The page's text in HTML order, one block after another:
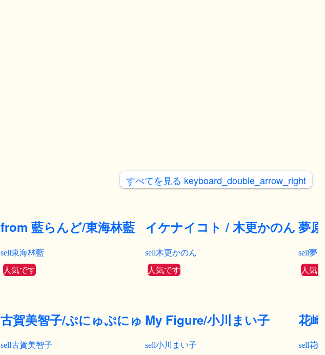
すべてを見る keyboard_double_arrow_right
from 藍らんど/東海林藍
東海林藍
人気です
古賀美智子/ぷにゅぷにゅ
古賀美智子
イケナイコト / 木更かのん
木更かのん
人気です
My Figure/小川まい子
小川まい子
夢
夢
人気
花
花